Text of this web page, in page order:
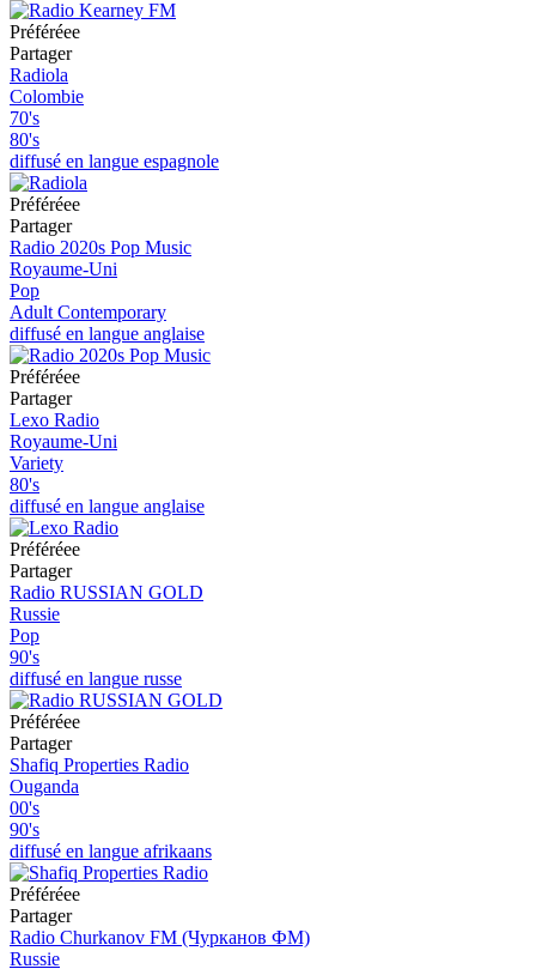
Préféréeе
Partager
Radiola
Colombie
70's
80's
diffusé en langue espagnole
Préféréeе
Partager
Radio 2020s Pop Music
Royaume-Uni
Pop
Adult Contemporary
diffusé en langue anglaise
Préféréeе
Partager
Lexo Radio
Royaume-Uni
Variety
80's
diffusé en langue anglaise
Préféréeе
Partager
Radio RUSSIAN GOLD
Russie
Pop
90's
diffusé en langue russe
Préféréeе
Partager
Shafiq Properties Radio
Ouganda
00's
90's
diffusé en langue afrikaans
Préféréeе
Partager
Radio Churkanov FM (Чурканов ФМ)
Russie